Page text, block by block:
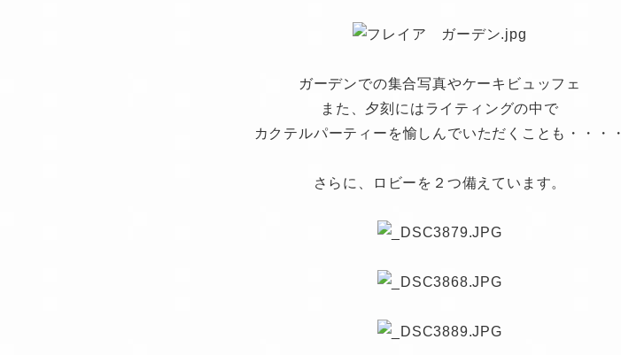
ガーデンでの集合写真やケーキビュッフェ
また、夕刻にはライティングの中で
カクテルパーティーを愉しんでいただくことも・・・・
さらに、ロビーを２つ備えています。